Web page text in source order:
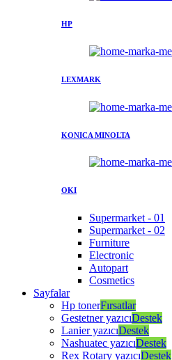
HP
LEXMARK
KONICA MINOLTA
OKI
Supermarket - 01
Supermarket - 02
Furniture
Electronic
Autopart
Cosmetics
Sayfalar
Hp tonerFırsatlar
Gestetner yazıcıDestek
Lanier yazıcıDestek
Nashuatec yazıcıDestek
Rex Rotary yazıcıDestek